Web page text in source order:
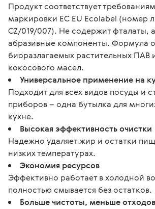
Продукт соответствует
маркировки ЕС EU Ecolabel (номер
CZ/019/007). Не содержит фталаты,
абразивные компоненты. Формула
биоразлагаемых растительных ПАВ
кокосового масел.
Универсальное применение на
Подходит для всех видов посуды и
приборов – одна бутылка для
кухне.
Высокая эффективность очистки
Надежно удаляет жир и остатки
низких температурах.
Экономия ресурсов
Эффективно работает в холодной
полностью смывается без остатков.
Больше чистоты, меньше отходов